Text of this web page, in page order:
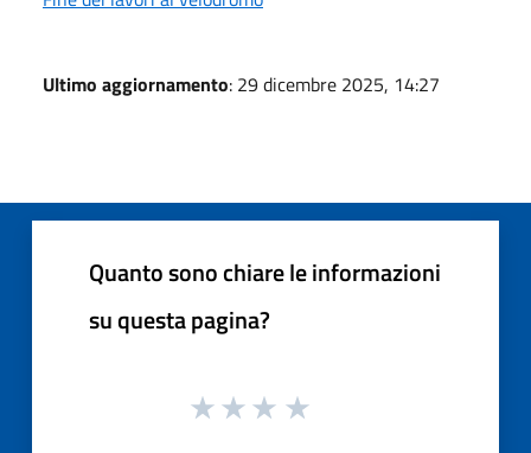
Ultimo aggiornamento: 29 dicembre 2025, 14:27
Quanto sono chiare le informazioni
su questa pagina?